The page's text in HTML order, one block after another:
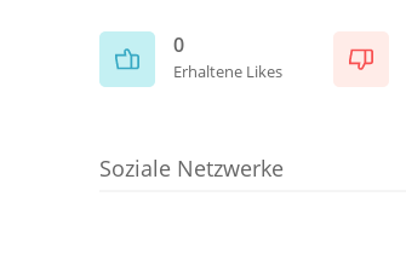
0
Erhaltene Likes
Soziale Netzwerke